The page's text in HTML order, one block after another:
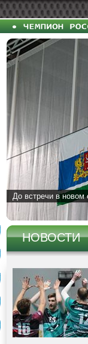
До встречи в новом
НОВОСТИ